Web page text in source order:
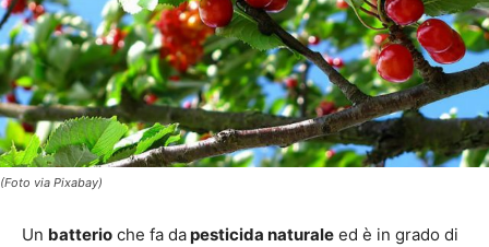
(Foto via Pixabay)
Un batterio che fa dapesticida naturale ed è in grado di